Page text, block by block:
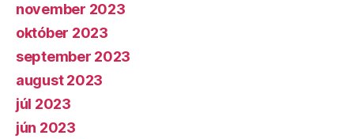
november 2023
október 2023
september 2023
august 2023
júl 2023
jún 2023